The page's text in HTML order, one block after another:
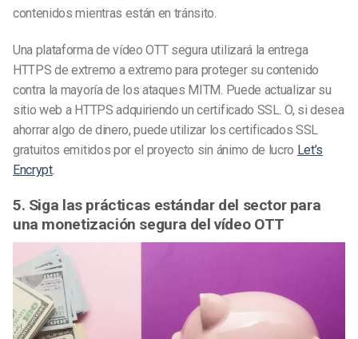
contenidos mientras están en tránsito.
Una plataforma de vídeo OTT segura utilizará la entrega
HTTPS de extremo a extremo para proteger su contenido
contra la mayoría de los ataques MITM. Puede actualizar su
sitio web a HTTPS adquiriendo un certificado SSL. O, si desea
ahorrar algo de dinero, puede utilizar los certificados SSL
gratuitos emitidos por el proyecto sin ánimo de lucro Let’s
Encrypt.
5. Siga las prácticas estándar del sector para
una monetización segura del vídeo OTT